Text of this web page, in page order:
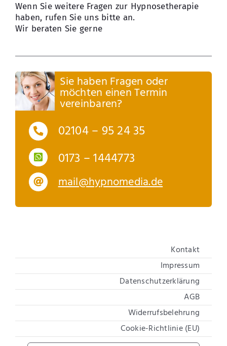
Wenn Sie weitere Fragen zur Hypnosetherapie
haben, rufen Sie uns bitte an.
Wir beraten Sie gerne
Sie haben Fragen oder
möchten einen Termin
vereinbaren?
02104 – 95 24 35
0173 – 1444773
mail@hypnomedia.de
Kontakt
Impressum
Datenschutzerklärung
AGB
Widerrufsbelehrung
Cookie-Richtlinie (EU)